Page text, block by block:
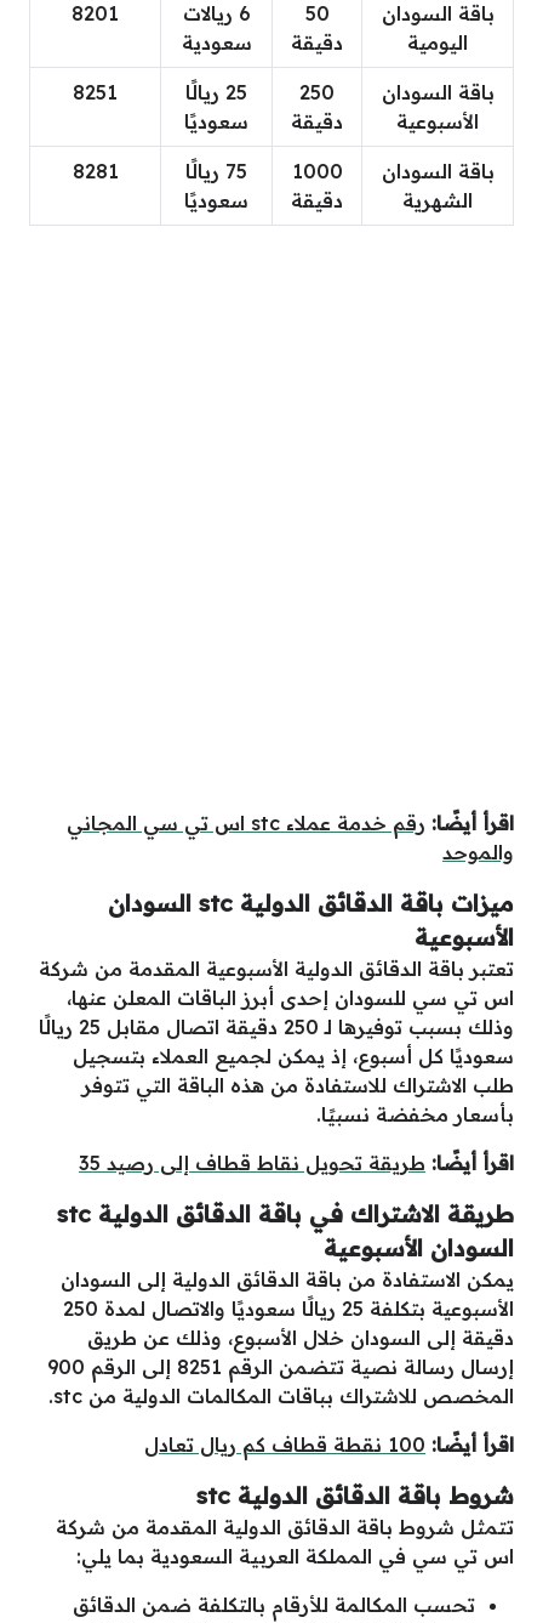
باقة السودان
اليومية
50
دقيقة
6 ريالات
سعودية
8201
باقة السودان
الأسبوعية
250
دقيقة
25 ريالًا
سعوديًا
8251
باقة السودان
الشهرية
1000
دقيقة
75 ريالًا
سعوديًا
8281
اقرأ أيضًا:
رقم خدمة عملاء stc اس تي سي المجاني
والموحد
ميزات باقة الدقائق الدولية stc السودان
الأسبوعية
تعتبر باقة الدقائق الدولية الأسبوعية المقدمة من شركة
اس تي سي للسودان إحدى أبرز الباقات المعلن عنها،
وذلك بسبب توفيرها لـ 250 دقيقة اتصال مقابل 25 ريالًا
سعوديًا كل أسبوع، إذ يمكن لجميع العملاء بتسجيل
طلب الاشتراك للاستفادة من هذه الباقة التي تتوفر
بأسعار مخفضة نسبيًا.
اقرأ أيضًا: طريقة تحويل نقاط قطاف إلى رصيد 35
طريقة الاشتراك في باقة الدقائق الدولية stc
السودان الأسبوعية
يمكن الاستفادة من باقة الدقائق الدولية إلى السودان
الأسبوعية بتكلفة 25 ريالًا سعوديًا والاتصال لمدة 250
دقيقة إلى السودان خلال الأسبوع، وذلك عن طريق
إرسال رسالة نصية تتضمن الرقم 8251 إلى الرقم 900
المخصص للاشتراك بباقات المكالمات الدولية من stc.
اقرأ أيضًا: 100 نقطة قطاف كم ريال تعادل
شروط باقة الدقائق الدولية stc
تتمثل شروط باقة الدقائق الدولية المقدمة من شركة
اس تي سي في المملكة العربية السعودية بما يلي:
تحسب المكالمة للأرقام بالتكلفة ضمن الدقائق